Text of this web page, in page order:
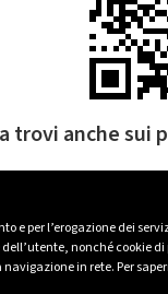
e per l’erogazione dei
nonché cookie
in rete. Per
trovi anche sui